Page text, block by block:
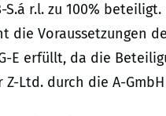
S.á r.l. zu 100%
die Voraussetzungen
E erfüllt, da die
Ltd. durch die A-